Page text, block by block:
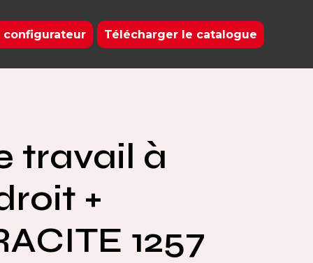
configurateur Télécharger le catalogue
travail à
+
1257